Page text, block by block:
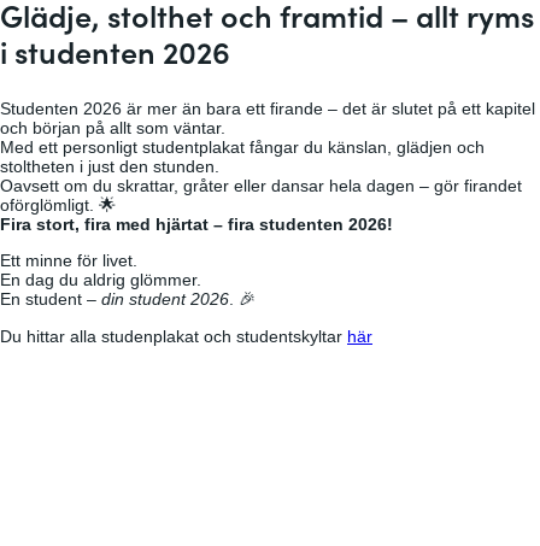
Glädje, stolthet och framtid – allt ryms
i studenten 2026
Studenten 2026 är mer än bara ett firande – det är slutet på ett kapitel
och början på allt som väntar.
Med ett personligt studentplakat fångar du känslan, glädjen och
stoltheten i just den stunden.
Oavsett om du skrattar, gråter eller dansar hela dagen – gör firandet
oförglömligt. 🌟
Fira stort, fira med hjärtat – fira studenten 2026!
Ett minne för livet.
En dag du aldrig glömmer.
En student – din student 2026. 🎉
Du hittar alla studenplakat och studentskyltar här